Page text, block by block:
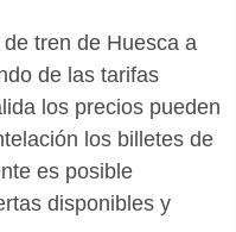
tren de Huesca a
de las tarifas
los precios pueden
los billetes de
es posible
disponibles y